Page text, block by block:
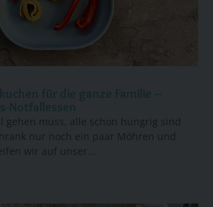
für die ganze Familie –
Notfallessen
gehen muss, alle schon hungrig sind
nur noch ein paar Möhren und
wir auf unser...